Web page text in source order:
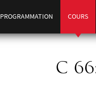
PROGRAMMATION COURS
C